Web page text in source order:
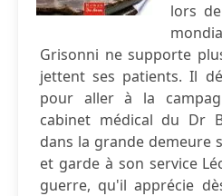
lors
Grisonni ne supporte
jettent ses patients. Il
pour aller à la
cabinet médical du Dr
dans la grande demeure
et garde à son service
guerre, qu'il apprécie